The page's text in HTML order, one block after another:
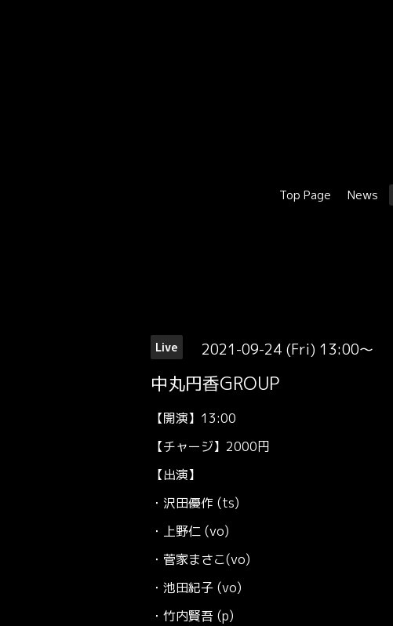
Top Page News
Live 2021-09-24 (Fri) 13:00～
中丸円香GROUP
【開演】13:00
【チャージ】2000円
【出演】
・沢田優作 (ts)
・上野仁 (vo)
・菅家まさこ(vo)
・池田紀子 (vo)
・竹内賢吾 (p)